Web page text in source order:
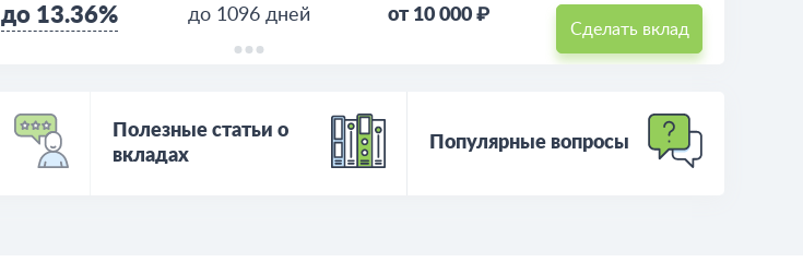
до 13.36% до 1096 дней от 10 000 ₽
Сделать вклад
Полезные статьи о
вкладах
Популярные вопросы